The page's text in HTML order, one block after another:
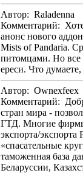
Автор: Raladenna
Комментарий: Хотел бы поделится
анонс нового
Mists of Pandaria.
питомцами. Но все же 7 элемент, имхо, лучше. Но опять же - о вкусах не спорят. Хотя игрушки - весьма хороший способ отвлечься от рутины, работы и прочей
Автор: Ownexfeex
Комментарий: Добрый день, нашёл
стран мира -
ГТД. Многие фирмы обращаются в период кризиса за информационной поддержкой в таких областях как: таможенная статистика; анализ ВЭД; статистика
экспорта/
«спасательные круги» для вашего
таможенная база
Беларуссии,